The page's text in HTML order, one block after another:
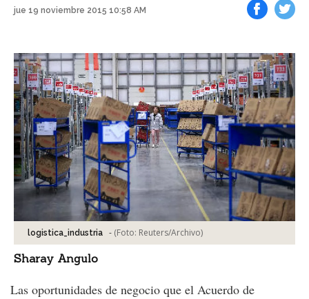
jue 19 noviembre 2015 10:58 AM
logistica_industria - (Foto: Reuters/Archivo)
Sharay Angulo
Las oportunidades de negocio que el Acuerdo de